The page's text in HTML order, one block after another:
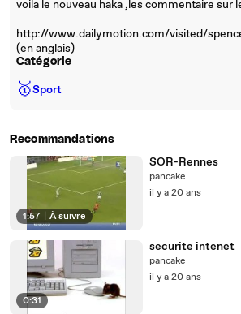
voila le nouveau haka ,les commentaire sur
http://www.dailymotion.com/visited/
(en anglais)
Catégorie
🥇Sport
Recommandations
1:57 À suivre
SOR-Rennes
pancake
il y a 20 ans
0:31
securite intenet
pancake
il y a 20 ans